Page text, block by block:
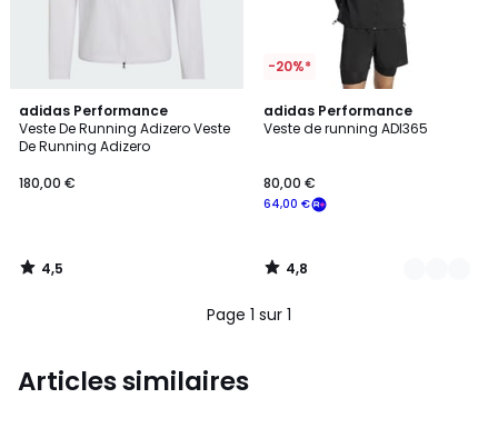
adidas Performance
Veste De Running Adizero Veste
De Running Adizero
180,00 €
4,5
/ 5
4,5
/
-20%*
adidas Performance
Veste de running ADI365
64,00 €
80,00 €
4,8
/ 5
2
Couleurs
4,8
/
Page 1 sur 1
Articles similaires